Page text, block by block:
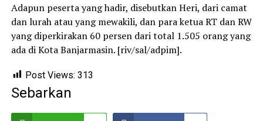
Adapun peserta yang hadir, disebutkan Heri, dari camat
dan lurah atau yang mewakili, dan para ketua RT dan RW
yang diperkirakan 60 persen dari total 1.505 orang yang
ada di Kota Banjarmasin. [riv/sal/adpim].
Post Views: 313
Sebarkan